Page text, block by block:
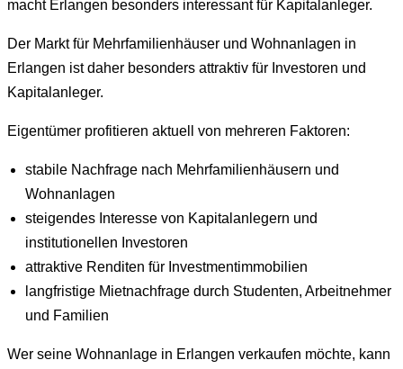
macht Erlangen besonders interessant für Kapitalanleger.
Der Markt für Mehrfamilienhäuser und Wohnanlagen in
Erlangen ist daher besonders attraktiv für Investoren und
Kapitalanleger.
Eigentümer profitieren aktuell von mehreren Faktoren:
stabile Nachfrage nach Mehrfamilienhäusern und
Wohnanlagen
steigendes Interesse von Kapitalanlegern und
institutionellen Investoren
attraktive Renditen für Investmentimmobilien
langfristige Mietnachfrage durch Studenten, Arbeitnehmer
und Familien
Wer seine Wohnanlage in Erlangen verkaufen möchte, kann